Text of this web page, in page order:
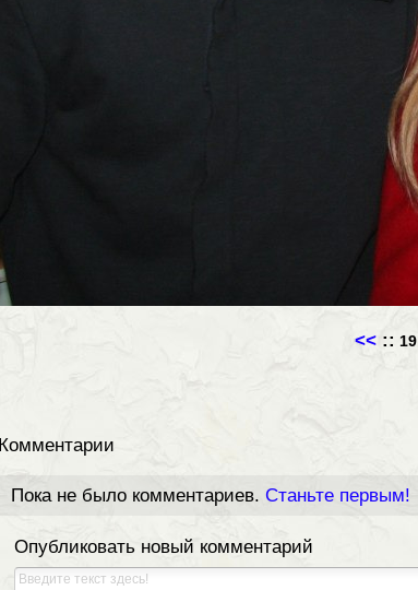
<< :: 19
Комментарии
Пока не было комментариев. Станьте первым!
Опубликовать новый комментарий